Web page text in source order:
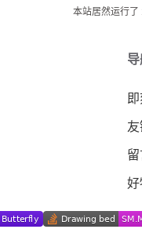
本站居然运行了